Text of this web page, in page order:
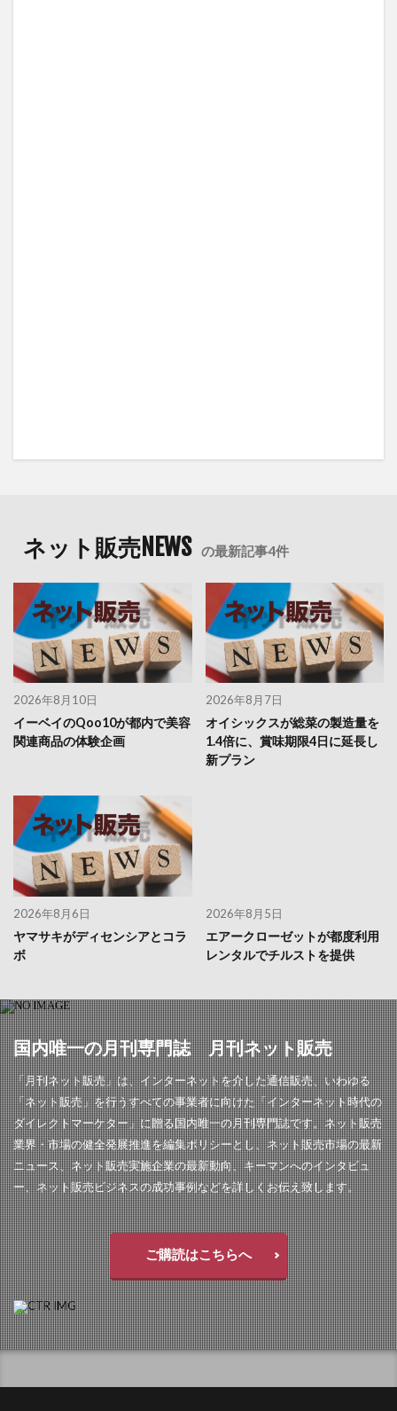
ネット販売NEWS の最新記事4件
2026年8月10日
イーベイのQoo10が都内で美容
関連商品の体験企画
2026年8月7日
オイシックスが総菜の製造量を
1.4倍に、賞味期限4日に延長し
新プラン
2026年8月6日
ヤマサキがディセンシアとコラ
ボ
2026年8月5日
エアークローゼットが都度利用
レンタルでチルストを提供
国内唯一の月刊専門誌 月刊ネット販売
「月刊ネット販売」は、インターネットを介した通信販売、いわゆる
「ネット販売」を行うすべての事業者に向けた「インターネット時代の
ダイレクトマーケター」に贈る国内唯一の月刊専門誌です。ネット販売
業界・市場の健全発展推進を編集ポリシーとし、ネット販売市場の最新
ニュース、ネット販売実施企業の最新動向、キーマンへのインタビュ
ー、ネット販売ビジネスの成功事例などを詳しくお伝え致します。
ご購読はこちらへ